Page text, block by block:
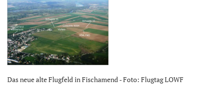
Das neue alte Flugfeld in Fischamend - Foto: Flugtag LOWF